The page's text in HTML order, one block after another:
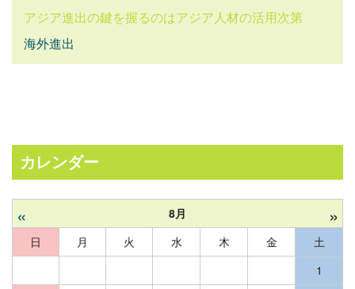
アジア進出の鍵を握るのはアジア人材の活用次第
海外進出
カレンダー
« 8月 »
日 月 火 水 木 金
土
1